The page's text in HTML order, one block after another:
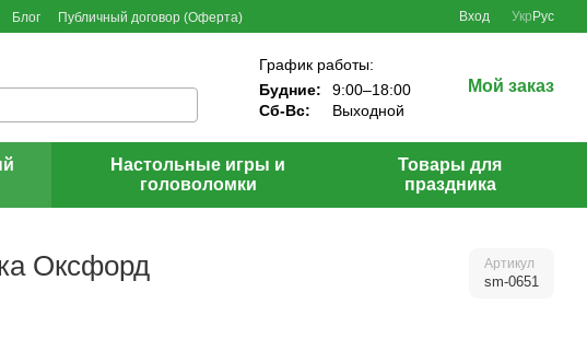
Блог Публичный договор (Оферта) Вход Укр Рус
График работы:
Будние:
9:00–18:00
Сб-Вс:
Выходной
Мой заказ
Настольные игры и
головоломки
Товары для
праздника
Оксфорд Артикул
sm-0651